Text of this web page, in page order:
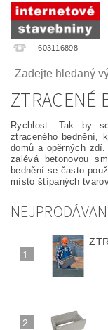
603116898
ZTRACENÉ
Rychlost. Tak by
ztraceného bednění,
domů a opěrných
zalévá betonovou
bednění se často
místo štípaných
1.
2.